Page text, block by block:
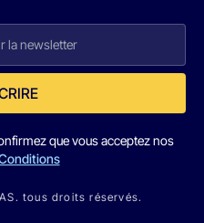
que vous acceptez nos
tous droits réservés.